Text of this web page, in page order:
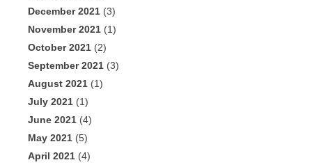
December 2021 (3)
November 2021 (1)
October 2021 (2)
September 2021 (3)
August 2021 (1)
July 2021 (1)
June 2021 (4)
May 2021 (5)
April 2021 (4)